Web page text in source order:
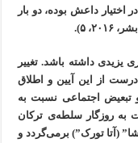
داعش بوده، دو بار
۵).
یزیدی داشته باشد. تغییر
از این آیین و اطلاق
تبعیض اجتماعی نسبت به
به روزگار سلطه‌ی ترکان
(آتا تورک”) برمی‌گردد و